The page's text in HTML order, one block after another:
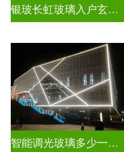
银玻长虹玻璃入户玄关隔断
智能调光玻璃多少一平方米